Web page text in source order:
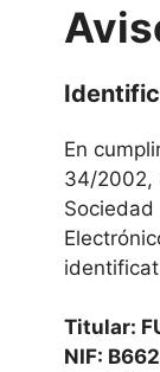
En
34/2002,
Sociedad
Titular:
NIF: